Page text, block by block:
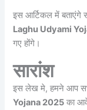
इस आर्टिकल में बताएंगे
Laghu Udyami
गए होंगे।
सारांश
इस लेख मे, हमने आप
Yojana 2025 का